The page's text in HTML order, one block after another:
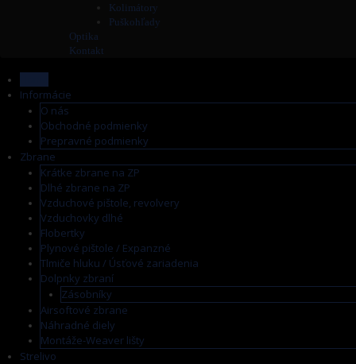
Kolimátory
Puškohľady
Optika
Kontakt
Informácie
O nás
Obchodné podmienky
Prepravné podmienky
Zbrane
Krátke zbrane na ZP
Dlhé zbrane na ZP
Vzduchové pištole, revolvery
Vzduchovky dlhé
Flobertky
Plynové pištole / Expanzné
Tlmiče hluku / Úsťové zariadenia
Dolpnky zbraní
Zásobníky
Airsoftové zbrane
Náhradné diely
Montáže-Weaver lišty
Strelivo